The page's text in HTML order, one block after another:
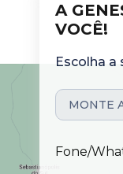
A
VOCÊ!
Escolha a
Fone/